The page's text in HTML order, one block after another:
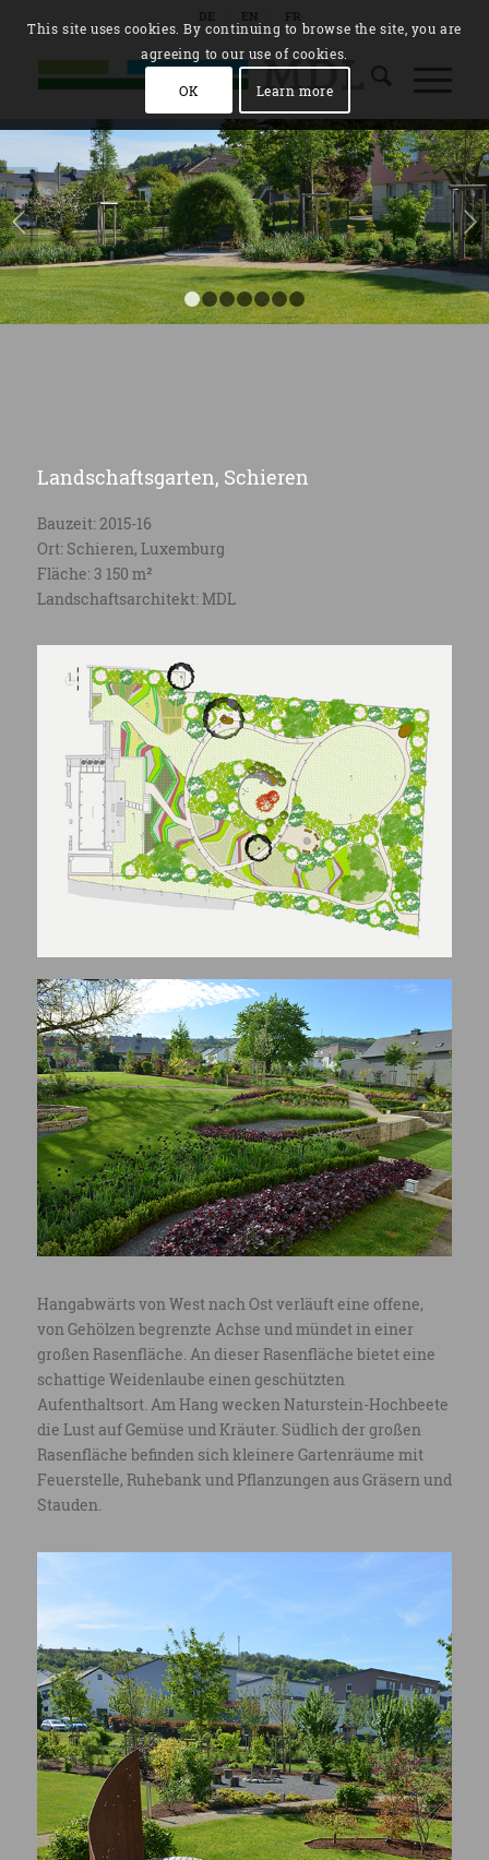
DE EN FR
Weiter
1 2 3 4 5 6 7
Landschaftsgarten, Schieren
Bauzeit: 2015-16
Ort: Schieren, Luxemburg
Fläche: 3 150 m²
Landschaftsarchitekt: MDL
Hangabwärts von West nach Ost verläuft eine offene,
von Gehölzen begrenzte Achse und mündet in einer
großen Rasenfläche. An dieser Rasenfläche bietet eine
schattige Weidenlaube einen geschützten
Aufenthaltsort. Am Hang wecken Naturstein-Hochbeete
die Lust auf Gemüse und Kräuter. Südlich der großen
Rasenfläche befinden sich kleinere Gartenräume mit
Feuerstelle, Ruhebank und Pflanzungen aus Gräsern und
Stauden.
This site uses cookies. By continuing to browse the site, you are
agreeing to our use of cookies.
OK Learn more